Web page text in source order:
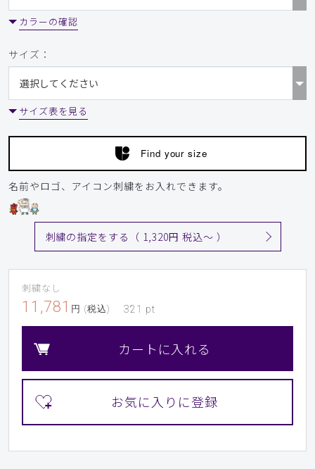
ご購入者様
2026-05-22
年齢:
サイズ感 小さめ
厚さ とても薄い
よく使用しています．ピンクは特に，これぐらいの色合いが
良いと思います．
商品：
ク/S
役に立った 0
カラーの確認
サイズ：
サイズ表を見る
Find your size
名前やロゴ、アイコン刺繍をお入れできます。
刺繍の指定をする（ 1,320円 税込〜 ）
刺繍なし
11,781 円 (税込) 321 pt
カートに入れる